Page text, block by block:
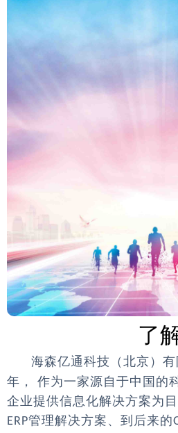
了
海森亿通科技（北京）
年， 作为一家源自于中国的
企业提供信息化解决方案为
ERP管理解决方案、到后来的